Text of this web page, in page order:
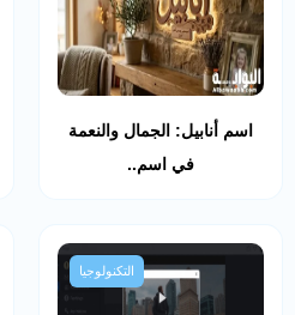
اسم أنابيل: الجمال والنعمة
في اسم..
التكنولوجيا